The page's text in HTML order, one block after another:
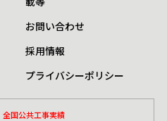
お問い合わせ
採用情報
プライバシーポリシー
全国公共工事実績